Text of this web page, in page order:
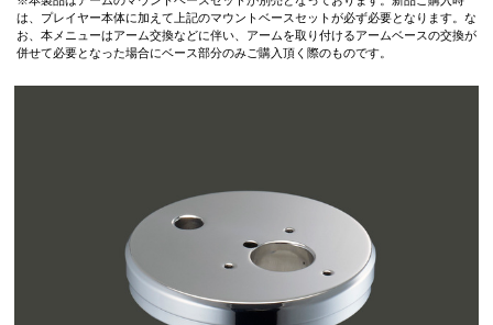
は、プレイヤー本体に加えて上記のマウントベースセットが必ず必要となります。な
お、本メニューはアーム交換などに伴い、アームを取り付けるアームベースの交換が
併せて必要となった場合にベース部分のみご購入頂く際のものです。